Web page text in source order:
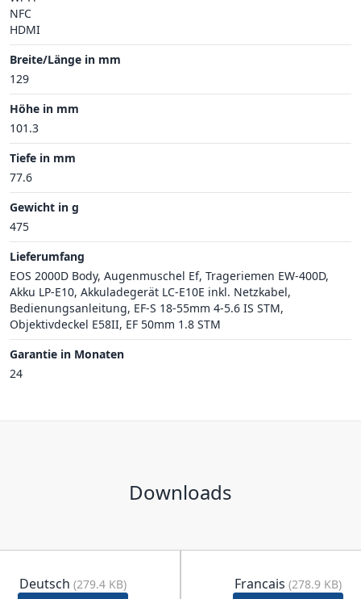
NFC
HDMI
Breite/Länge in mm
129
Höhe in mm
101.3
Tiefe in mm
77.6
Gewicht in g
475
Lieferumfang
EOS 2000D Body, Augenmuschel Ef, Trageriemen EW-400D,
Akku LP-E10, Akkuladegerät LC-E10E inkl. Netzkabel,
Bedienungsanleitung, EF-S 18-55mm 4-5.6 IS STM,
Objektivdeckel E58II, EF 50mm 1.8 STM
Garantie in Monaten
24
Downloads
Deutsch (279.4 KB)
Francais (278.9 KB)